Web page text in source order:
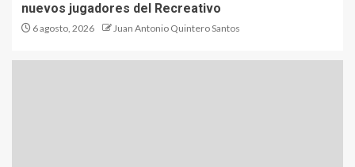
nuevos jugadores del Recreativo
6 agosto, 2026 Juan Antonio Quintero Santos